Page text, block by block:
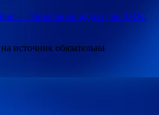
— финальный аддон для ARK:
источник обязательна